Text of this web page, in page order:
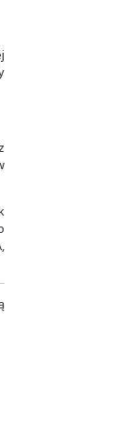
są takiego same,
logiczna
przez takie
interfejsowi
Upraszcza to
samego adresu